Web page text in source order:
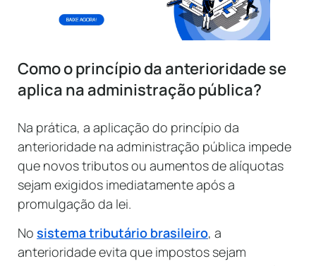
Como o princípio da anterioridade se
aplica na administração pública?
Na prática, a aplicação do princípio da
anterioridade na administração pública impede
que novos tributos ou aumentos de alíquotas
sejam exigidos imediatamente após a
promulgação da lei.
No sistema tributário brasileiro, a
anterioridade evita que impostos sejam